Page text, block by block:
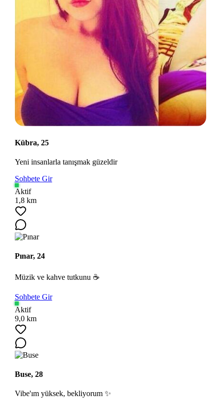
Kübra, 25
Yeni insanlarla tanışmak güzeldir
Sohbete Gir
Aktif
1,8 km
Pınar, 24
Müzik ve kahve tutkunu ☕
Sohbete Gir
Aktif
9,0 km
Buse, 28
Vibe'ım yüksek, bekliyorum ✨